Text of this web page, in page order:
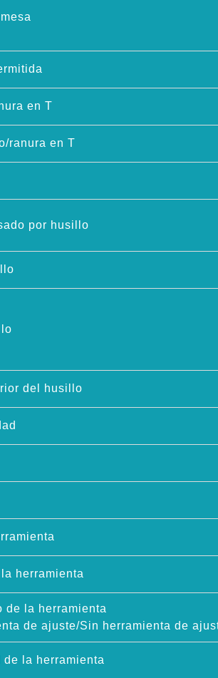
en T
ranura en T
por husillo
del husillo
herramienta
de la herramienta
de ajuste/Sin herramienta de
de la herramienta